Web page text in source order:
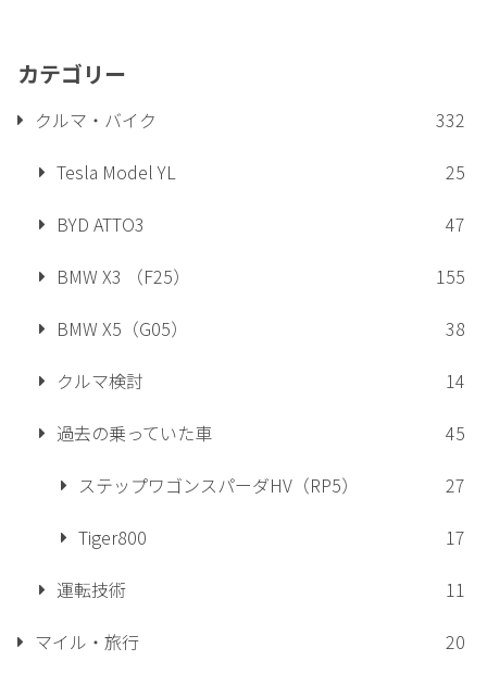
カテゴリー
クルマ・バイク
332
Tesla Model YL
25
BYD ATTO3
47
BMW X3 （F25）
155
BMW X5（G05）
38
クルマ検討
14
過去の乗っていた車
45
ステップワゴンスパーダHV（RP5）
27
Tiger800
17
運転技術
11
マイル・旅行
20